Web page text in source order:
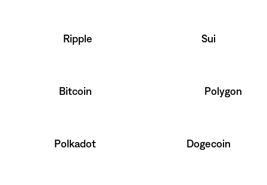
Ripple Sui
Bitcoin Polygon
Polkadot Dogecoin